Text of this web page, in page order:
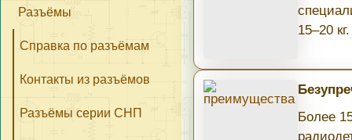
15–20 кг.
Более
Разъёмы
Справка по разъёмам
Контакты из разъёмов
Разъёмы серии СНП